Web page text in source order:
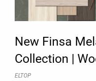
New Finsa
Collection |
ELTOP